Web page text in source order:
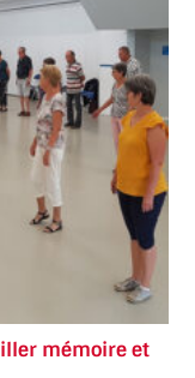
mémoire et